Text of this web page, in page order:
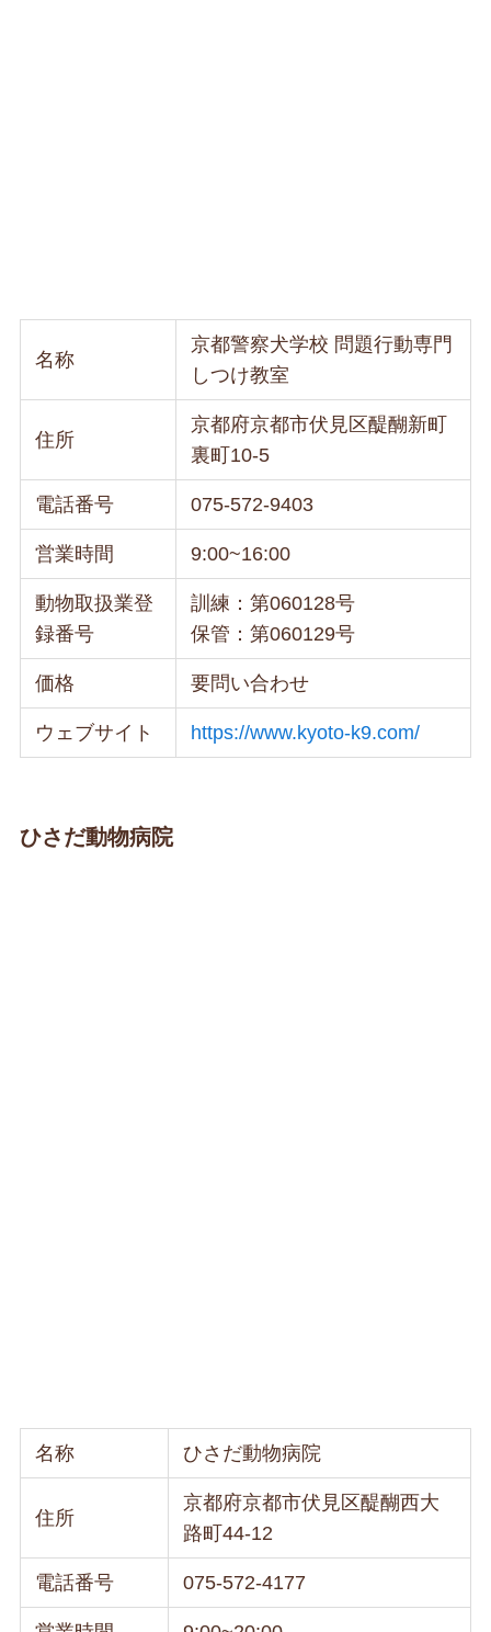
名称
京都警察犬学校 問題行動専門
しつけ教室
住所
京都府京都市伏見区醍醐新町
裏町10-5
電話番号 075-572-9403
営業時間 9:00~16:00
動物取扱業登
録番号
訓練：第060128号
保管：第060129号
価格 要問い合わせ
ウェブサイト https://www.kyoto-k9.com/
ひさだ動物病院
名称 ひさだ動物病院
住所
京都府京都市伏見区醍醐西大
路町44-12
電話番号 075-572-4177